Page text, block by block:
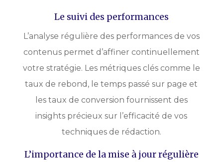
Le suivi des performances
L’analyse régulière des performances de vos
contenus permet d’affiner continuellement
votre stratégie. Les métriques clés comme le
taux de rebond, le temps passé sur page et
les taux de conversion fournissent des
insights précieux sur l’efficacité de vos
techniques de rédaction.
L’importance de la mise à jour régulière